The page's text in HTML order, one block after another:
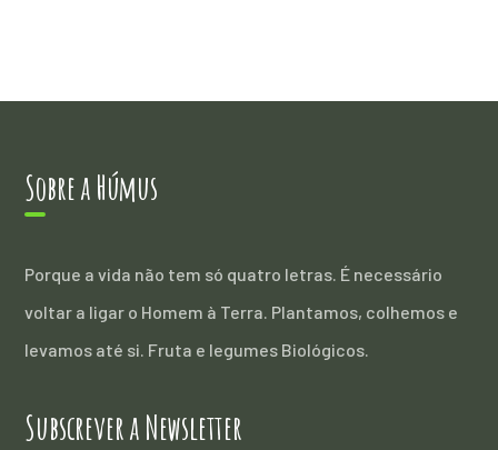
Sobre a Húmus
Porque a vida não tem só quatro letras. É necessário
voltar a ligar o Homem à Terra. Plantamos, colhemos e
levamos até si. Fruta e legumes Biológicos.
Subscrever a Newsletter